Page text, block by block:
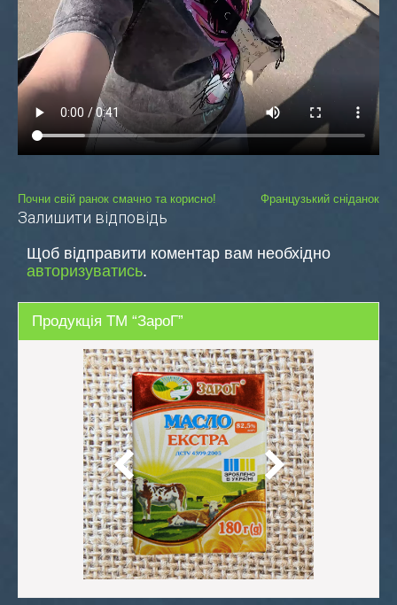
Навігація
Почни свій ранок смачно та корисно! Французький сніданок
Залишити відповідь
Щоб відправити коментар вам необхідно
авторизуватись.
Продукція ТМ “ЗароГ”